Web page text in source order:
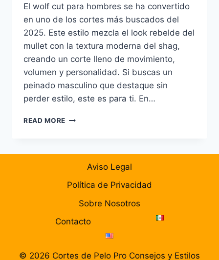
El wolf cut para hombres se ha convertido
en uno de los cortes más buscados del
2025. Este estilo mezcla el look rebelde del
mullet con la textura moderna del shag,
creando un corte lleno de movimiento,
volumen y personalidad. Si buscas un
peinado masculino que destaque sin
perder estilo, este es para ti. En…
READ MORE
GUÍA
COMPLETA
CORTE
Aviso Legal
Política de Privacidad
Sobre Nosotros
Contacto
© 2026 Cortes de Pelo Pro Consejos y Estilos